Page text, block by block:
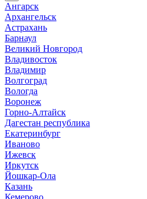
Ангарск
Архангельск
Астрахань
Барнаул
Великий Новгород
Владивосток
Владимир
Волгоград
Вологда
Воронеж
Горно-Алтайск
Дагестан республика
Екатеринбург
Иваново
Ижевск
Иркутск
Йошкар-Ола
Казань
Кемерово